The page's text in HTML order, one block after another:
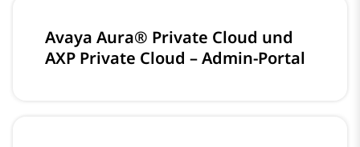
Avaya Aura® Private Cloud und
AXP Private Cloud – Admin-Portal